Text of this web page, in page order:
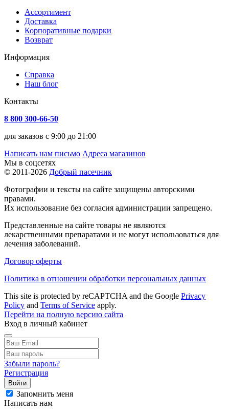
Ассортимент
Доставка
Корпоративные подарки
Возврат
Информация
Справка
Наш блог
Контакты
8 800 300-66-50
для заказов с 9:00 до 21:00
Написать нам письмо Адреса магазинов
Мы в соцсетях
© 2011-2026 Добрый пасечник
Фотографии и тексты на сайте защищены авторскими
правами.
Их использование без согласия администрации запрещено.
Представленные на сайте товары не являются
лекарственными препаратами и не могут использоваться для
лечения заболеваний.
Договор оферты
Политика в отношении обработки персональных данных
This site is protected by reCAPTCHA and the Google Privacy
Policy and Terms of Service apply.
Перейти на полную версию сайта
Вход в личный кабинет
Забыли пароль?
Регистрация
Войти
Запомнить меня
Написать нам